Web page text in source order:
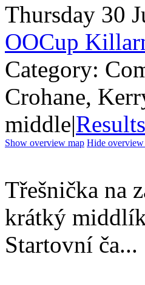
Thursday 30
OOCup
Category:
Crohane,
middle|Results
Show overview map Hide overview
Třešnička na
krátký
Startovní ča...